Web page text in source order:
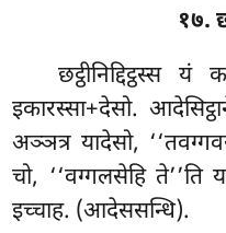
१७.
छट्ठीनिद्दिट्ठस्सयं
इकारस्सा+देसो.
अञ्ञत्र यादेसो,
चो, ‘‘वग्गलसेहि
इच्चाह. (आदेससन्धि).